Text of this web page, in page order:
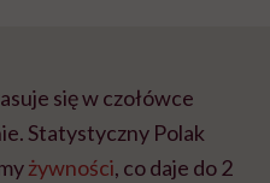
się w czołówce
Statystyczny Polak
żywności, co daje do 2